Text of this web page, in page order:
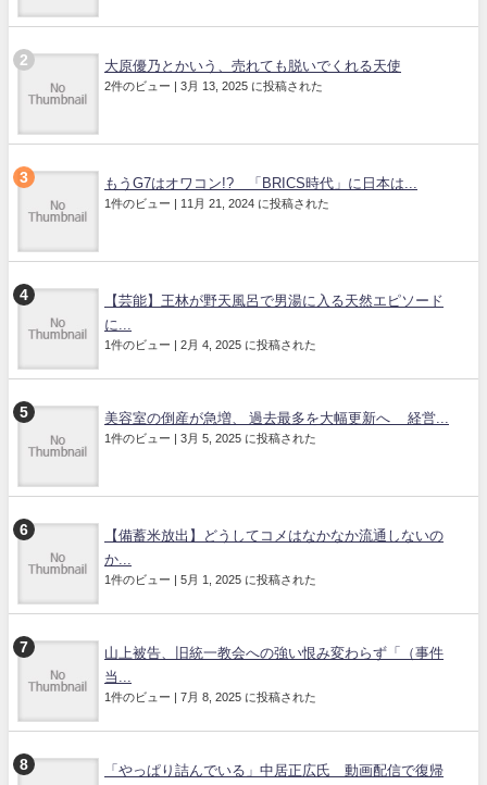
大原優乃とかいう、売れても脱いでくれる天使
2件のビュー | 3月 13, 2025 に投稿された
もうG7はオワコン!? 「BRICS時代」に日本は...
1件のビュー | 11月 21, 2024 に投稿された
【芸能】王林が野天風呂で男湯に入る天然エピソード
に...
1件のビュー | 2月 4, 2025 に投稿された
美容室の倒産が急増、 過去最多を大幅更新へ 経営...
1件のビュー | 3月 5, 2025 に投稿された
【備蓄米放出】どうしてコメはなかなか流通しないの
か...
1件のビュー | 5月 1, 2025 に投稿された
山上被告、旧統一教会への強い恨み変わらず「（事件
当...
1件のビュー | 7月 8, 2025 に投稿された
「やっぱり詰んでいる」中居正広氏 動画配信で復帰